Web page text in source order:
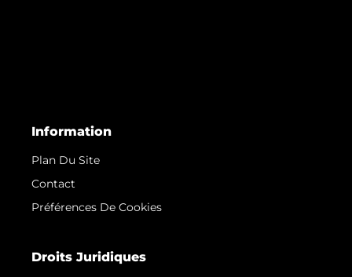
Information
Plan Du Site
Contact
Préférences De Cookies
Droits Juridiques